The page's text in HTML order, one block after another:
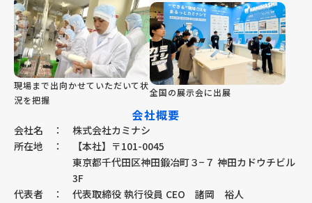
現場まで出向かせていただいて状
況を把握
全国の展示会に出展
会社概要
会社名 ： 株式会社カミナシ
所在地 ：
【本社】〒101-0045
東京都千代田区神田鍛冶町３−７ 神田カドウチビル
3F
代表者 ： 代表取締役 執行役員 CEO 諸岡 裕人